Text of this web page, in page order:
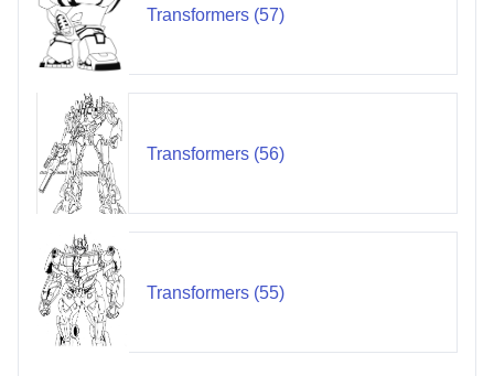
Transformers (57)
Transformers (56)
Transformers (55)